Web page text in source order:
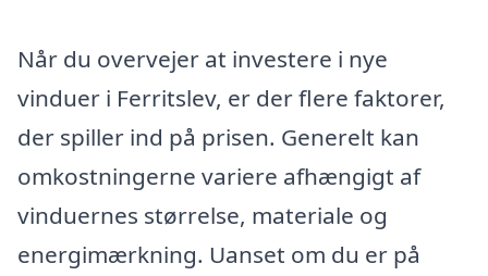
Når du overvejer at investere i nye
vinduer i Ferritslev, er der flere faktorer,
der spiller ind på prisen. Generelt kan
omkostningerne variere afhængigt af
vinduernes størrelse, materiale og
energimærkning. Uanset om du er på